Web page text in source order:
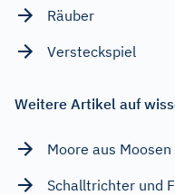
Räuber
Versteckspiel
Weitere Artikel auf
Moore aus Moosen
Schalltrichter und